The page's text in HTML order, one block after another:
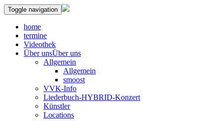
Toggle navigation
home
termine
Videothek
Über unsÜber uns
Allgemein
Allgemein
smoost
VVK-Info
Liederbuch-HYBRID-Konzert
Künstler
Locations